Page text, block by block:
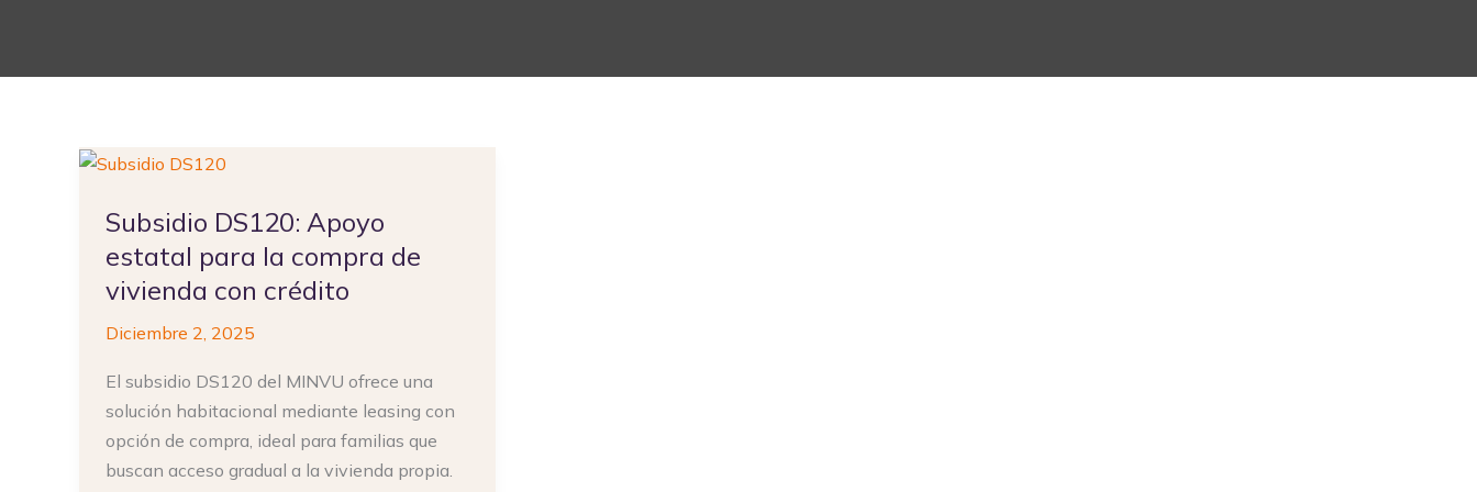
Subsidio DS120: Apoyo
estatal para la compra de
vivienda con crédito
Diciembre 2, 2025
El subsidio DS120 del MINVU ofrece una
solución habitacional mediante leasing con
opción de compra, ideal para familias que
buscan acceso gradual a la vivienda propia.
Subsidio
Apoyo
estatal
para
compra
crédito